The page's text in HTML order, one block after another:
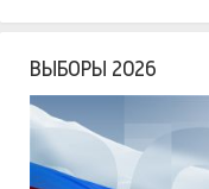
ВЫБОРЫ 2026